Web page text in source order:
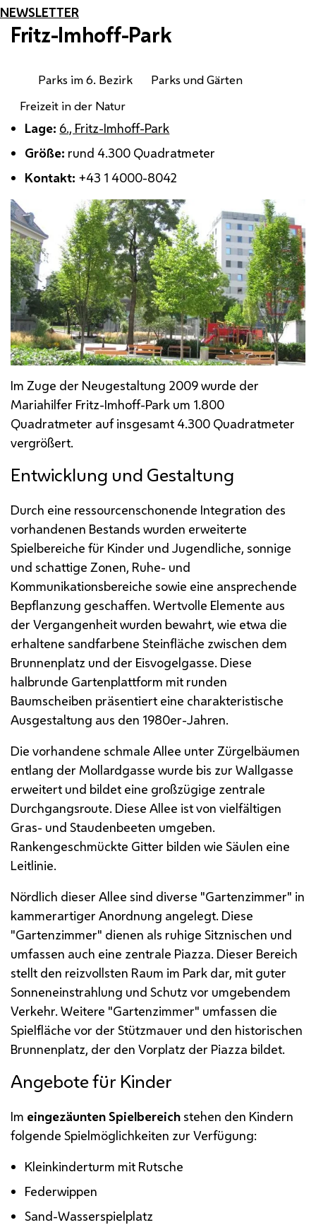
NEWSLETTER
Fritz-Imhoff-Park
Parks im 6. Bezirk
Parks und Gärten
Freizeit in der Natur
Lage: 6., Fritz-Imhoff-Park
Größe: rund 4.300 Quadratmeter
Kontakt: +43 1 4000-8042
Im Zuge der Neugestaltung 2009 wurde der
Mariahilfer Fritz-Imhoff-Park um 1.800
Quadratmeter auf insgesamt 4.300 Quadratmeter
vergrößert.
Entwicklung und Gestaltung
Durch eine ressourcenschonende Integration des
vorhandenen Bestands wurden erweiterte
Spielbereiche für Kinder und Jugendliche, sonnige
und schattige Zonen, Ruhe- und
Kommunikationsbereiche sowie eine ansprechende
Bepflanzung geschaffen. Wertvolle Elemente aus
der Vergangenheit wurden bewahrt, wie etwa die
erhaltene sandfarbene Steinfläche zwischen dem
Brunnenplatz und der Eisvogelgasse. Diese
halbrunde Gartenplattform mit runden
Baumscheiben präsentiert eine charakteristische
Ausgestaltung aus den 1980er-Jahren.
Die vorhandene schmale Allee unter Zürgelbäumen
entlang der Mollardgasse wurde bis zur Wallgasse
erweitert und bildet eine großzügige zentrale
Durchgangsroute. Diese Allee ist von vielfältigen
Gras- und Staudenbeeten umgeben.
Rankengeschmückte Gitter bilden wie Säulen eine
Leitlinie.
Nördlich dieser Allee sind diverse "Gartenzimmer" in
kammerartiger Anordnung angelegt. Diese
"Gartenzimmer" dienen als ruhige Sitznischen und
umfassen auch eine zentrale Piazza. Dieser Bereich
stellt den reizvollsten Raum im Park dar, mit guter
Sonneneinstrahlung und Schutz vor umgebendem
Verkehr. Weitere "Gartenzimmer" umfassen die
Spielfläche vor der Stützmauer und den historischen
Brunnenplatz, der den Vorplatz der Piazza bildet.
Angebote für Kinder
Im eingezäunten Spielbereich stehen den Kindern
folgende Spielmöglichkeiten zur Verfügung:
Kleinkinderturm mit Rutsche
Federwippen
Sand-Wasserspielplatz